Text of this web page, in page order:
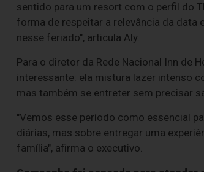
sentido para um resort com o perfil do
forma de respeitar a relevância da
nesse feriado", articula Aly.
Para o diretor da Rede Nacional Inn de
interessante: ela mistura lazer intenso
mas também se entreter sem precisar
"Vemos esse período como essencial
diárias, mas sobre entregar uma
família", afirma o executivo.